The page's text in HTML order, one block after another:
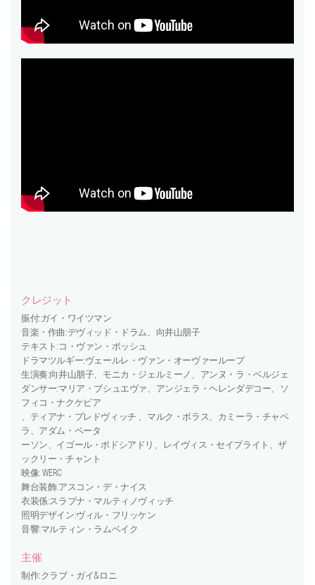
クレジット
振付:ガイ・ワイツマン
音楽・作曲:デヴィッド・ドラム、向井山朋子
テキスト:コ・ヴァン・ボッシュ
ドラマツルギー:ヴェールレ・ヴァン・オーヴァーループ
生演奏:向井山朋子、モニカ・ジェルミーノ、アンヌ・ラ・ベルジェ
ダンサー:マリア・ブシュエヴァ、アンジェラ・ヘレンダデコー、ソ
フィコ・ナクケビア
、ティアナ・プレドヴィッチ 、マルク・ボラス、カミーラ・チャペ
ラ、アダム・ペータ
ーソン、イゴール・ポドシアドリ、レイヴィス・セイブライト、ザ
ックリー・チャント
映像: WERC
舞台装飾:アスコン・デ・ナイス
衣装係:スラブナ・マルティノヴィッチ
照明デザイン:ヴィル・フリッケン
音響:マルティン・ラムベイク
主催
制作:クラブ・ガイ&ロニ